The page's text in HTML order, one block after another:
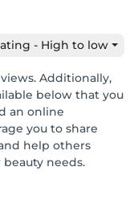
- High to low
Additionally,
below that you
an online
you to share
help others
needs.